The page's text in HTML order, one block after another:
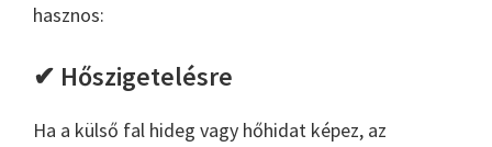
hasznos:
✔ Hőszigetelésre
Ha a külső fal hideg vagy hőhidat képez, az